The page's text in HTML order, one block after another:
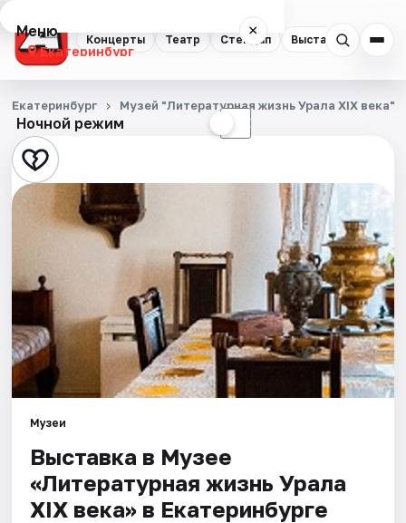
Концерты Театр Стендап Выставки
Меню ×
Екатеринбург
Концерты
Театр
Стендап
Выставки
Экскурсии
Спорт
События
Города
Площадки
Ночной режим ☾
Екатеринбург Музей "Литературная жизнь Урала XIX века"
Музеи
Выставка в Музее
«Литературная жизнь Урала
ХIХ века» в Екатеринбурге